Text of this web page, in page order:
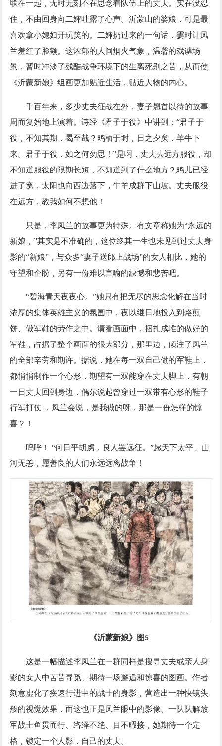
联在一起，无时无刻不在思念着队伍上的丈夫。实在没忍
住，不由回身向二婶吐露了心声。沂蒙山的婆娘，可是最
喜欢拿小媳妇开玩笑的。二婶扔过来的一句话，霎时让凤
兰羞红了脸颊。这浓郁的人间烟火气象，温馨的戏谑场
景，暂时冲淡了残酷战争环境下的生离死别之苦，从而使
《沂蒙新娘》组画更加贴近生活，贴近人物的内心。
千百年来，多少丈夫征战在外，妻子翘首以待的故事
周而复始地上演着。诗经《君子于役》中讲到： “君子于
役，不知其期，曷至哉？鸡栖于埘，日之夕矣，羊牛下
来。君子于役，如之何勿思！”是啊，丈夫去远方服役，却
不知道服役的限期长短，不知道到了什么地方？鸡儿已经
进了窝，太阳也向西边落下，牛羊成群下山坡。丈夫服役
在远方，教我如何不想他！
只是，李凤兰的故事更为特殊。有文章称她为“永远的
新娘，”其实是不准确的，这位终其一生也未见到过丈夫身
影的“新娘”，与众多“妻子送郎上战场”的女人相比，她的
守望和企盼，另有一份难以言喻的缺憾和悲苦吧。
“碧海青天夜夜心。”她只有把无尽的思念化解在当时
浓厚的集体英雄主义的氛围中，夜以继日地投入到烙煎
饼、做军鞋的劳作之中。请看画面中，捆扎成堆的做好的
军鞋，占据了整个画面的很大部分，那里边，倾注了凤兰
的全部辛劳和期许。据说，她在每一双自己做的军鞋上，
都悄悄制作一个心形，期望有一双能穿在丈夫脚上，有朝
一日丈夫回到身边，偶尔说起曾穿过一双带有心形的鞋子
行军打仗 ，凤兰会说，是我做的呀，那是一份怎样的惊
喜？！
呜呼！
“何日平胡虏，良人罢远征。”愿天下太平、山
河无恙，愿善良的人们永远远离战争！
《沂蒙新娘》图5
这是一幅描述李凤兰在一群同样是搜寻丈夫或亲人身
影的女人中苦苦寻觅、期待一场邂逅和惊喜的图画。作者
刻意虚化了疾速行进中的战士的身影，营造出一种快镜头
般的视觉效果，而这也正是凤兰眼中的影像。一队队解放
军战士鱼贯而行、络绎不绝、目不暇接，她期待一个定
格，锁定一个人影，自己的丈夫。